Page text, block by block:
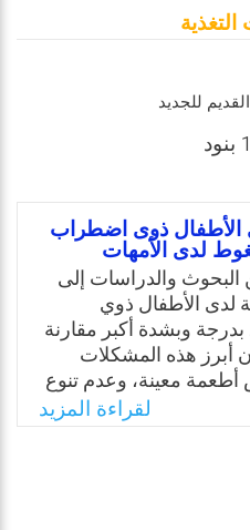
للجديد
الأطفال ذوى اضطراب
لدى الأمهات
البحوث والدراسات إلى
لدى الأطفال ذوي
وبشدة أكبر مقارنة
أبرز هذه المشكلات
أطعمة معينة، وعدم تنوع
والوجبات الغذائية
ظهور بعض السلوكيات
لقراءة المزيد